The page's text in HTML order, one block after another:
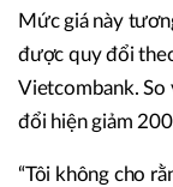
Mức giá này
được quy đổi
Vietcombank. So
đổi hiện giảm
“Tôi không cho